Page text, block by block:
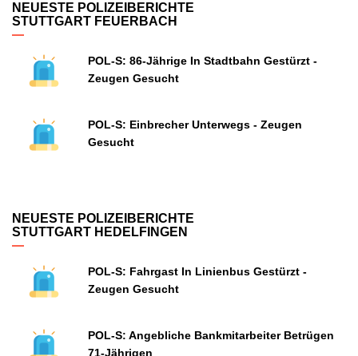
NEUESTE POLIZEIBERICHTE
STUTTGART FEUERBACH
POL-S: 86-Jährige In Stadtbahn Gestürzt -
Zeugen Gesucht
POL-S: Einbrecher Unterwegs - Zeugen
Gesucht
NEUESTE POLIZEIBERICHTE
STUTTGART HEDELFINGEN
POL-S: Fahrgast In Linienbus Gestürzt -
Zeugen Gesucht
POL-S: Angebliche Bankmitarbeiter Betrügen
71-Jährigen